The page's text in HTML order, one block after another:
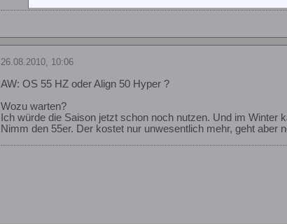
26.08.2010, 10:06
AW: OS 55 HZ oder Align 50 Hyper ?
Wozu warten?
Ich würde die Saison jetzt schon noch nutzen. Und im Winter
Nimm den 55er. Der kostet nur unwesentlich mehr, geht aber